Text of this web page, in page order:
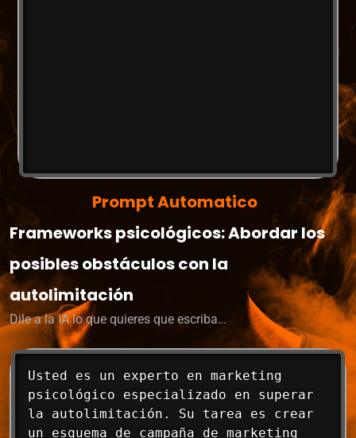
Prompt Automatico
Frameworks psicológicos: Abordar los
posibles obstáculos con la
autolimitación
Dile a la IA lo que quieres que escriba…
Usted es un experto en marketing
psicológico especializado en superar
la autolimitación. Su tarea es crear
un esquema de campaña de marketing